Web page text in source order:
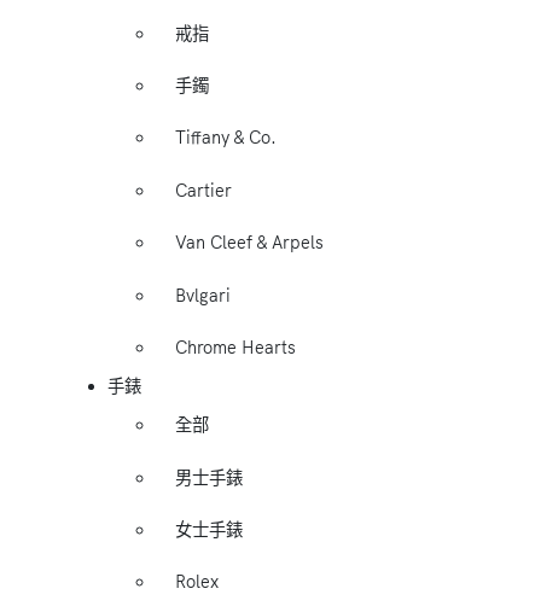
戒指
手鐲
Tiffany & Co.
Cartier
Van Cleef & Arpels
Bvlgari
Chrome Hearts
手錶
全部
男士手錶
女士手錶
Rolex